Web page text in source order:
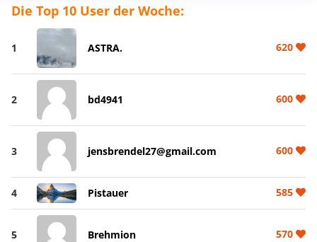
Die Top 10 User der Woche:
1 ASTRA. 620
2 bd4941 600
3 jensbrendel27@gmail.com 600
4 Pistauer 585
5 Brehmion 570